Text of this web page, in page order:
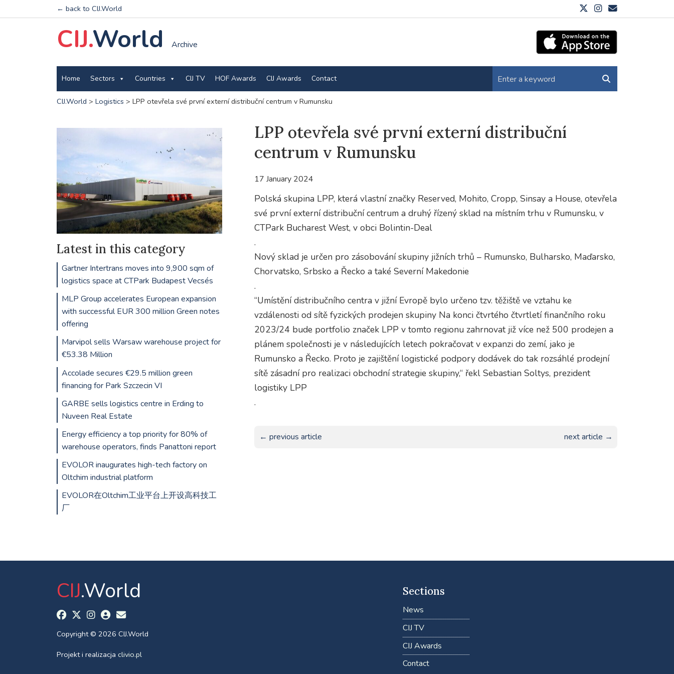
← back to CIJ.World
CIJ.World Archive
Home Sectors Countries CIJ TV HOF Awards CIJ Awards Contact
CIJ.World > Logistics > LPP otevřela své první externí distribuční centrum v Rumunsku
LPP otevřela své první externí distribuční
centrum v Rumunsku
17 January 2024
Polská skupina LPP, která vlastní značky Reserved, Mohito, Cropp, Sinsay a House, otevřela
své první externí distribuční centrum a druhý řízený sklad na místním trhu v Rumunsku, v
CTPark Bucharest West, v obci Bolintin-Deal
.
Nový sklad je určen pro zásobování skupiny jižních trhů – Rumunsko, Bulharsko, Maďarsko,
Chorvatsko, Srbsko a Řecko a také Severní Makedonie
.
“Umístění distribučního centra v jižní Evropě bylo určeno tzv. těžiště ve vztahu ke
vzdálenosti od sítě fyzických prodejen skupiny Na konci čtvrtého čtvrtletí finančního roku
2023/24 bude portfolio značek LPP v tomto regionu zahrnovat již více než 500 prodejen a
plánem společnosti je v následujících letech pokračovat v expanzi do zemí, jako je
Rumunsko a Řecko. Proto je zajištění logistické podpory dodávek do tak rozsáhlé prodejní
sítě zásadní pro realizaci obchodní strategie skupiny,“ řekl Sebastian Soltys, prezident
logistiky LPP
.
← previous article next article →
Latest in this category
Gartner Intertrans moves into 9,900 sqm of
logistics space at CTPark Budapest Vecsés
MLP Group accelerates European expansion
with successful EUR 300 million Green notes
offering
Marvipol sells Warsaw warehouse project for
€53.38 Million
Accolade secures €29.5 million green
financing for Park Szczecin VI
GARBE sells logistics centre in Erding to
Nuveen Real Estate
Energy efficiency a top priority for 80% of
warehouse operators, finds Panattoni report
EVOLOR inaugurates high-tech factory on
Oltchim industrial platform
EVOLOR在Oltchim工业平台上开设高科技工
厂
CIJ.World
Copyright © 2026 CIJ.World
Projekt i realizacja clivio.pl
Sections
News
CIJ TV
CIJ Awards
Contact